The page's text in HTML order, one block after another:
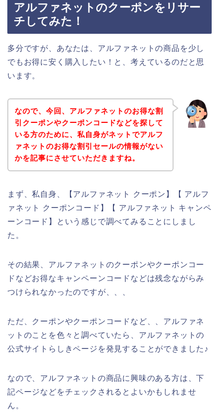
アルファネットのクーポンをリサー
チしてみた！
多分ですが、あなたは、アルファネットの商品を少し
でもお得に安く購入したい！と、考えているのだと思
います。
なので、今回、アルファネットのお得な割
引クーポンやクーポンコードなどを探して
いる方のために、私自身がネットでアルフ
ァネットのお得な割引セールの情報がない
かを記事にさせていただきますね。
まず、私自身、【アルファネット クーポン】【 アルフ
ァネット クーポンコード】【 アルファネット キャンペ
ーンコード】という感じで調べてみることにしまし
た。
その結果、アルファネットのクーポンやクーポンコー
ドなどお得なキャンペーンコードなどは残念ながらみ
つけられなかったのですが、、、
ただ、クーポンやクーポンコードなど、、アルファネ
ットのことを色々と調べていたら、アルファネットの
公式サイトらしきページを発見することができました♪
なので、アルファネットの商品に興味のある方は、下
記ページなどをチェックされるとよいかもしれませ
ん。